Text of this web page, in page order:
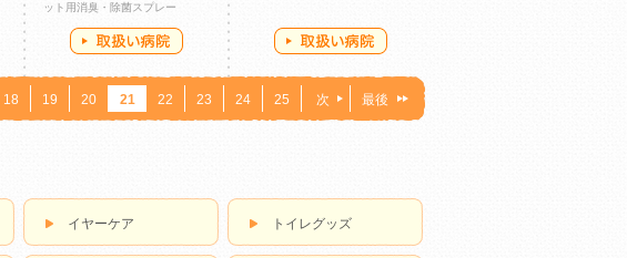
ット用消臭・除菌スプレー
18 19 20 21 22 23 24 25 次 最後
イヤーケア トイレグッズ